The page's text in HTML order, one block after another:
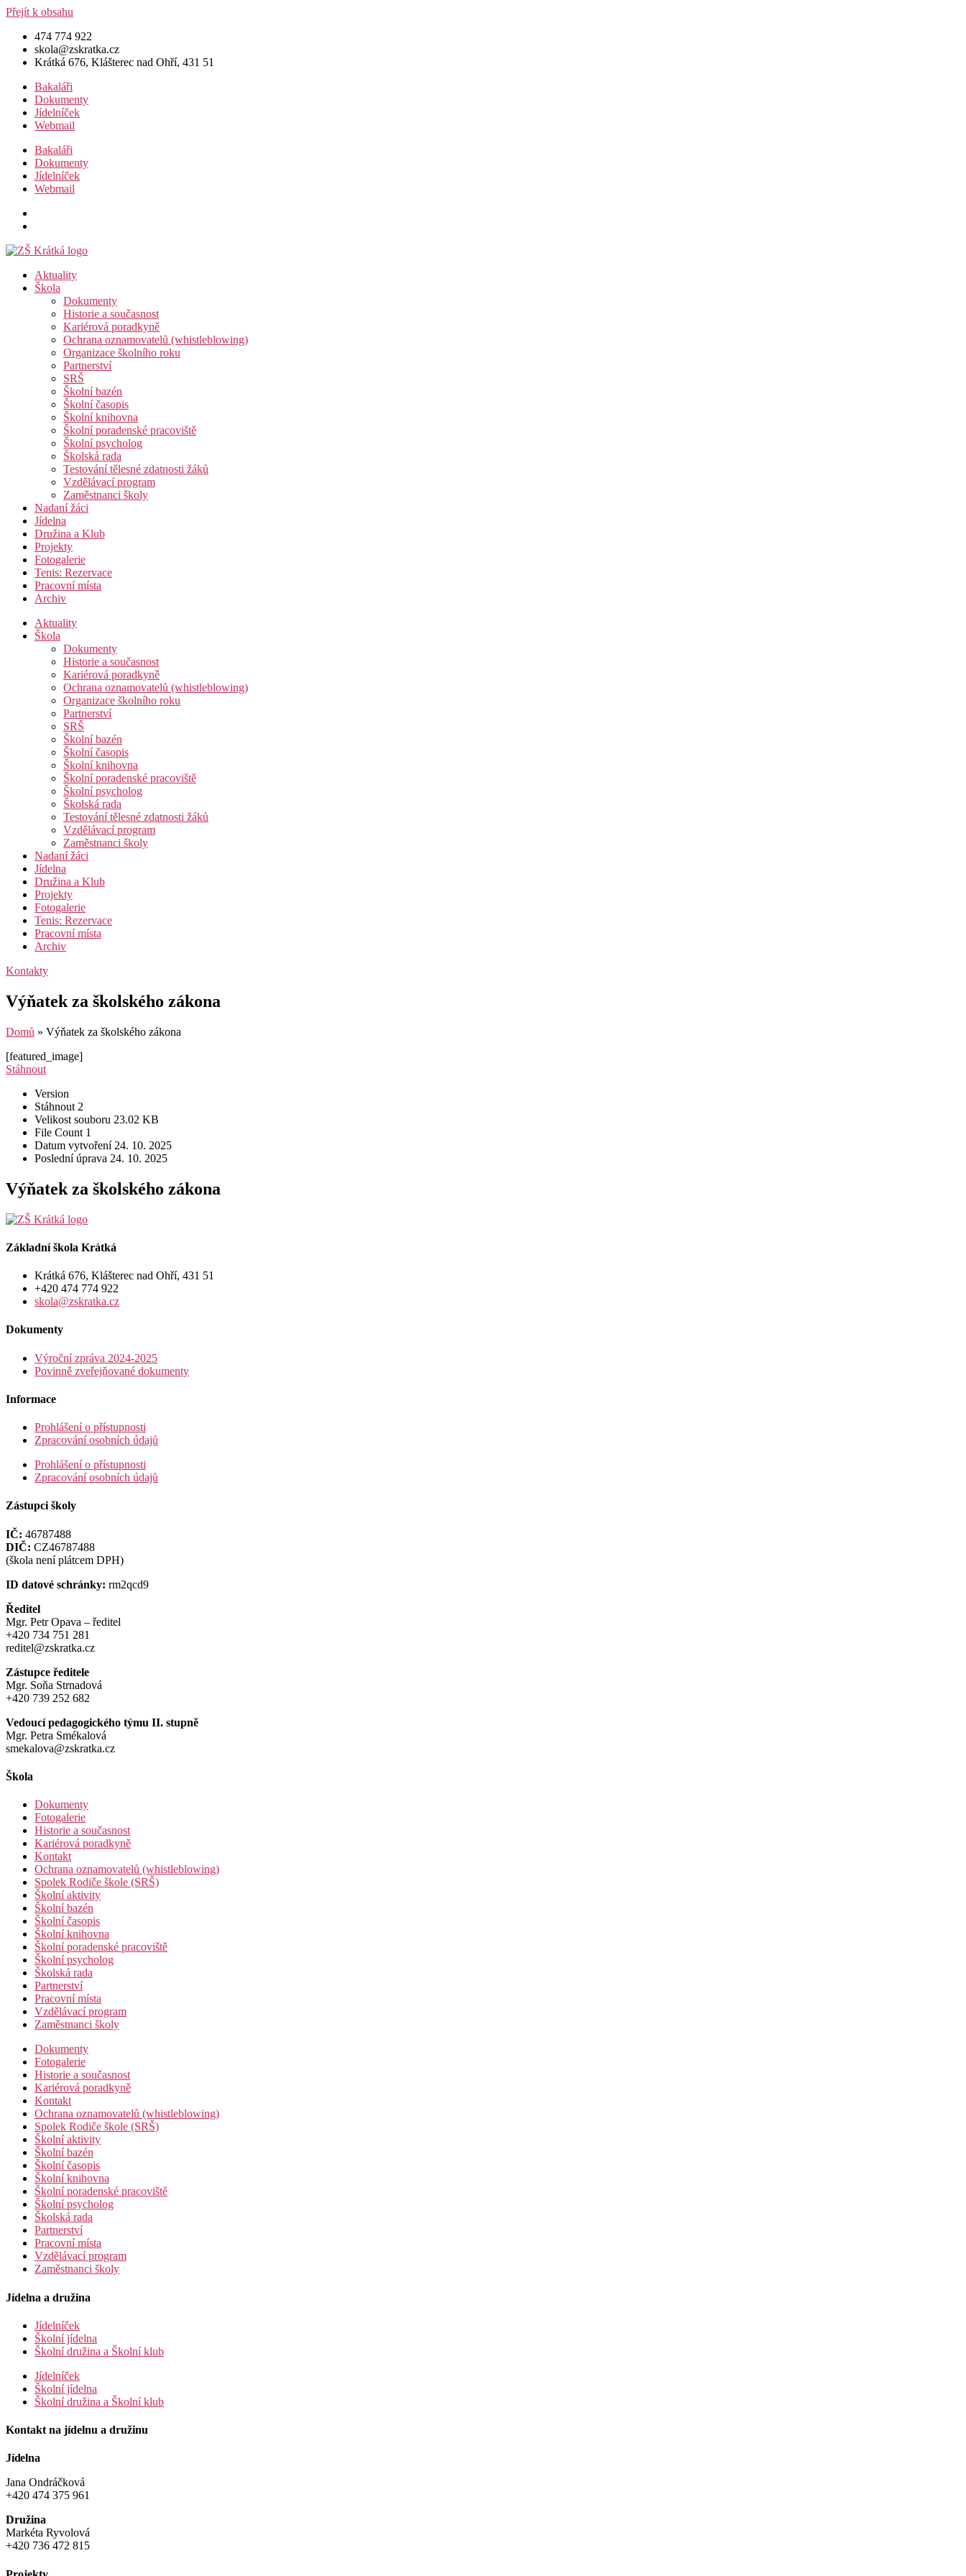
Přejít k obsahu
474 774 922
skola@zskratka.cz
Krátká 676, Klášterec nad Ohří, 431 51
Bakaláři
Dokumenty
Jídelníček
Webmail
Bakaláři
Dokumenty
Jídelníček
Webmail
Aktuality
Škola
Dokumenty
Historie a současnost
Kariérová poradkyně
Ochrana oznamovatelů (whistleblowing)
Organizace školního roku
Partnerství
SRŠ
Školní bazén
Školní časopis
Školní knihovna
Školní poradenské pracoviště
Školní psycholog
Školská rada
Testování tělesné zdatnosti žáků
Vzdělávací program
Zaměstnanci školy
Nadaní žáci
Jídelna
Družina a Klub
Projekty
Fotogalerie
Tenis: Rezervace
Pracovní místa
Archiv
Aktuality
Škola
Dokumenty
Historie a současnost
Kariérová poradkyně
Ochrana oznamovatelů (whistleblowing)
Organizace školního roku
Partnerství
SRŠ
Školní bazén
Školní časopis
Školní knihovna
Školní poradenské pracoviště
Školní psycholog
Školská rada
Testování tělesné zdatnosti žáků
Vzdělávací program
Zaměstnanci školy
Nadaní žáci
Jídelna
Družina a Klub
Projekty
Fotogalerie
Tenis: Rezervace
Pracovní místa
Archiv
Kontakty
Výňatek za školského zákona
Domů » Výňatek za školského zákona
[featured_image]
Stáhnout
Version
Stáhnout 2
Velikost souboru 23.02 KB
File Count 1
Datum vytvoření 24. 10. 2025
Poslední úprava 24. 10. 2025
Výňatek za školského zákona
Základní škola Krátká
Krátká 676, Klášterec nad Ohří, 431 51
+420 474 774 922
skola@zskratka.cz
Dokumenty
Výroční zpráva 2024-2025
Povinně zveřejňované dokumenty
Informace
Prohlášení o přístupnosti
Zpracování osobních údajů
Prohlášení o přístupnosti
Zpracování osobních údajů
Zástupci školy
IČ: 46787488
DIČ: CZ46787488
(škola není plátcem DPH)
ID datové schránky: rm2qcd9
Ředitel
Mgr. Petr Opava – ředitel
+420 734 751 281
reditel@zskratka.cz
Zástupce ředitele
Mgr. Soňa Strnadová
+420 739 252 682
Vedoucí pedagogického týmu II. stupně
Mgr. Petra Smékalová
smekalova@zskratka.cz
Škola
Dokumenty
Fotogalerie
Historie a současnost
Kariérová poradkyně
Kontakt
Ochrana oznamovatelů (whistleblowing)
Spolek Rodiče škole (SRŠ)
Školní aktivity
Školní bazén
Školní časopis
Školní knihovna
Školní poradenské pracoviště
Školní psycholog
Školská rada
Partnerství
Pracovní místa
Vzdělávací program
Zaměstnanci školy
Dokumenty
Fotogalerie
Historie a současnost
Kariérová poradkyně
Kontakt
Ochrana oznamovatelů (whistleblowing)
Spolek Rodiče škole (SRŠ)
Školní aktivity
Školní bazén
Školní časopis
Školní knihovna
Školní poradenské pracoviště
Školní psycholog
Školská rada
Partnerství
Pracovní místa
Vzdělávací program
Zaměstnanci školy
Jídelna a družina
Jídelníček
Školní jídelna
Školní družina a Školní klub
Jídelníček
Školní jídelna
Školní družina a Školní klub
Kontakt na jídelnu a družinu
Jídelna
Jana Ondráčková
+420 474 375 961
Družina
Markéta Ryvolová
+420 736 472 815